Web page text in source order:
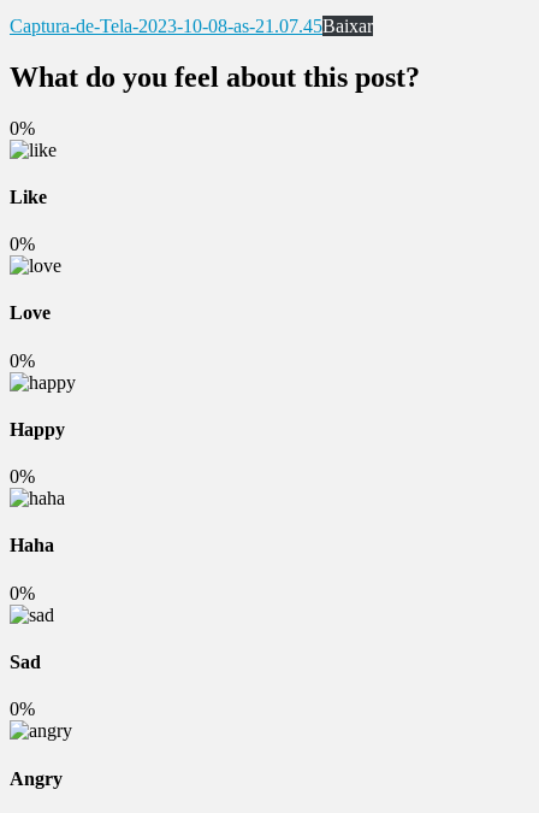
Captura-de-Tela-2023-10-08-as-21.07.45Baixar
What do you feel about this post?
0%
Like
0%
Love
0%
Happy
0%
Haha
0%
Sad
0%
Angry